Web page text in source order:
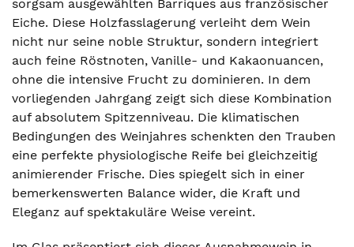
sorgsam ausgewählten Barriques aus französischer
Eiche. Diese Holzfasslagerung verleiht dem Wein
nicht nur seine noble Struktur, sondern integriert
auch feine Röstnoten, Vanille- und Kakaonuancen,
ohne die intensive Frucht zu dominieren. In dem
vorliegenden Jahrgang zeigt sich diese Kombination
auf absolutem Spitzenniveau. Die klimatischen
Bedingungen des Weinjahres schenkten den Trauben
eine perfekte physiologische Reife bei gleichzeitig
animierender Frische. Dies spiegelt sich in einer
bemerkenswerten Balance wider, die Kraft und
Eleganz auf spektakuläre Weise vereint.